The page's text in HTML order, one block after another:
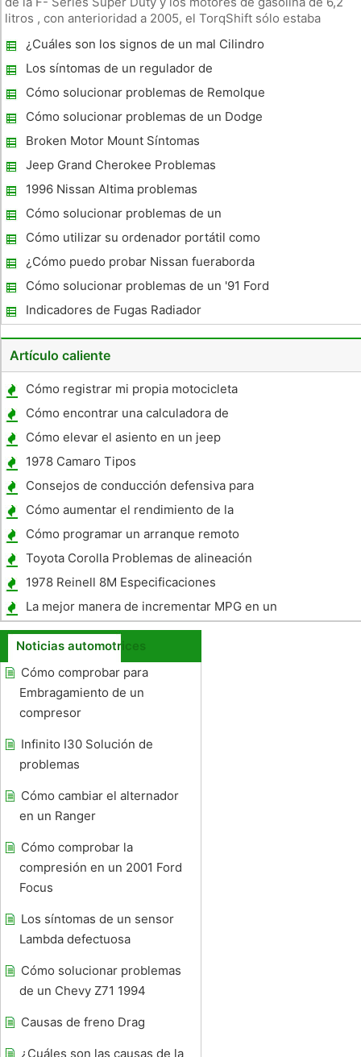
litros , con anterioridad a 2005, el TorqShift sólo estaba
las cuestiones importantes aún reportados para el 6R140 , si
¿Cuáles son los signos de un mal Cilindro
Maestro ?
Los síntomas de un regulador de
combustible de mala calidad en una
Pathfinder 1996
Cómo solucionar problemas de Remolque
Barco Cableado
Cómo solucionar problemas de un Dodge
Broken Motor Mount Síntomas
Jeep Grand Cherokee Problemas
1996 Nissan Altima problemas
Cómo solucionar problemas de un
alternador Chevy
Cómo utilizar su ordenador portátil como
una herramienta de exploración de OBDII
¿Cómo puedo probar Nissan fueraborda
Especificaciones Tensión CDI?
Cómo solucionar problemas de un '91 Ford
Explorer 4x4
Indicadores de Fugas Radiador
Artículo caliente
Cómo registrar mi propia motocicleta
Frames
Cómo encontrar una calculadora de
préstamo de coche gratuito
Cómo elevar el asiento en un jeep
1978 Camaro Tipos
Consejos de conducción defensiva para
mantener a salvo
Cómo aumentar el rendimiento de la
gasolina en camionetas Dodge
Cómo programar un arranque remoto
Toyota Corolla Problemas de alineación
1978 Reinell 8M Especificaciones
La mejor manera de incrementar MPG en un
camión
Noticias automotrices
Cómo comprobar para
Embragamiento de un
compresor
Infinito I30 Solución de
problemas
Cómo cambiar el alternador
en un Ranger
Cómo comprobar la
compresión en un 2001 Ford
Focus
Los síntomas de un sensor
Lambda defectuosa
Cómo solucionar problemas
de un Chevy Z71 1994
Causas de freno Drag
¿Cuáles son las causas de la